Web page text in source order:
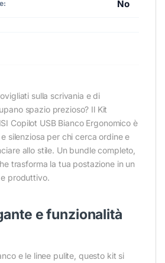
No
sulla scrivania e di
spazio prezioso? Il Kit
Copilot USB Bianco Ergonomico è
silenziosa per chi cerca ordine e
allo stile. Un bundle completo,
trasforma la tua postazione in un
produttivo.
e funzionalità
e le linee pulite, questo kit si